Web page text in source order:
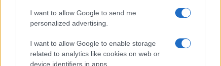
I want to allow Google to send me
personalized advertising.
I want to allow Google to enable storage
related to analytics like cookies on web or
device identifiers in apps.